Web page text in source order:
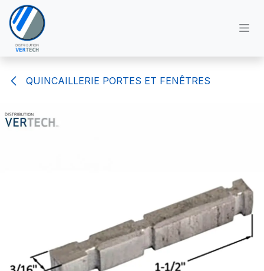
Se rendre au contenu
QUINCAILLERIE PORTES ET FENÊTRES